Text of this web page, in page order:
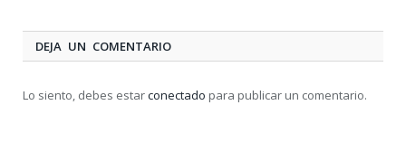
DEJA UN COMENTARIO
Lo siento, debes estarconectado para publicar un comentario.